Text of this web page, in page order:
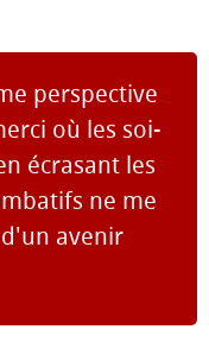
perspective
où les soi-
écrasant les
ne me
avenir